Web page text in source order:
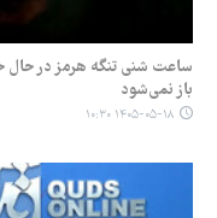
ساعت شنی تنگه هرمز در حال
باز نمی‌شود
۱۴۰۵-۰۵-۱۸ ۱۰:۳۰